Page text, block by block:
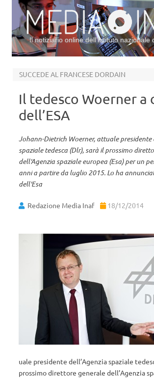
Il notiziario online dell’Istituto nazionale
SUCCEDE AL FRANCESE DORDAIN
Il tedesco Woerner a
dell’ESA
Johann-Dietrich Woerner, attuale presidente
spaziale tedesca (Dlr), sarà il prossimo
dell'Agenzia spaziale europea (Esa) per un
anni a partire da luglio 2015. Lo ha
dell'Esa
Redazione Media Inaf 18/12/2014
uale presidente dell’Agenzia spaziale
prossimo direttore generale dell’Agenzia